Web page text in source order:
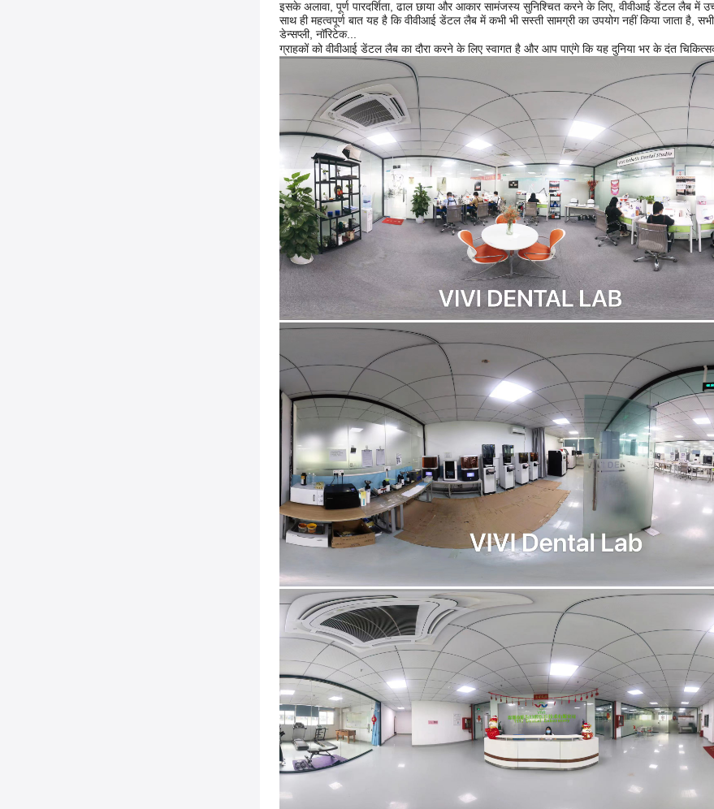
इसके अलावा, पूर्ण पारदर्शिता, ढाल छाया और आकार सामंजस्य सुनिश्चित करने के लिए, वीवीआई डेंटल लैब में
साथ ही महत्वपूर्ण बात यह है कि वीवीआई डेंटल लैब में कभी भी सस्ती सामग्री का उपयोग नहीं किया जाता है,
डेन्सप्ली, नॉरिटेक...
ग्राहकों को वीवीआई डेंटल लैब का दौरा करने के लिए स्वागत है और आप पाएंगे कि यह दुनिया भर के दंत